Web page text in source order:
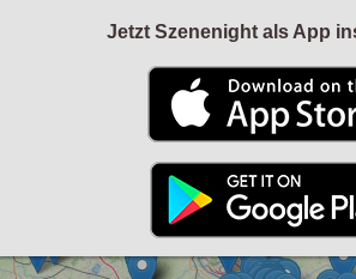
Jetzt Szenenight als App